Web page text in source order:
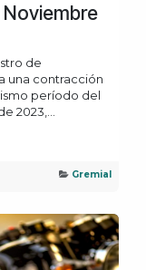
de
una contracción
período del
2023,...
Gremial